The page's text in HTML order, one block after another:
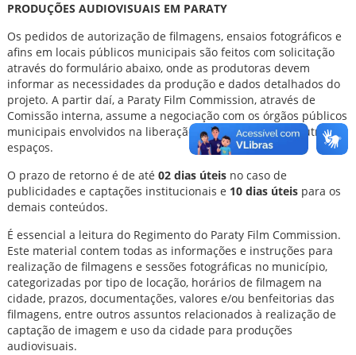
PRODUÇÕES AUDIOVISUAIS EM PARATY
Os pedidos de autorização de filmagens, ensaios fotográficos e
afins em locais públicos municipais são feitos com solicitação
através do formulário abaixo, onde as produtoras devem
informar as necessidades da produção e dados detalhados do
projeto. A partir daí, a Paraty Film Commission, através de
Comissão interna, assume a negociação com os órgãos públicos
municipais envolvidos na liberação de ruas, prédios e outros
espaços.
O prazo de retorno é de até 02 dias úteisno caso de
publicidades e captações institucionais e 10 dias úteispara os
demais conteúdos.
É essencial a leitura do Regimento do Paraty Film Commission.
Este material contem todas as informações e instruções para
realização de filmagens e sessões fotográficas no município,
categorizadas por tipo de locação, horários de filmagem na
cidade, prazos, documentações, valores e/ou benfeitorias das
filmagens, entre outros assuntos relacionados à realização de
captação de imagem e uso da cidade para produções
audiovisuais.